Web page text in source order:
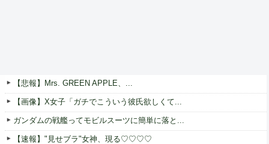
【悲報】Mrs. GREEN APPLE、...
【画像】X女子「ガチでこういう彼氏欲しくて...
ガンダムの戦艦ってモビルスーツに簡単に落と...
【速報】"見せブラ"女神、現る♡♡♡♡